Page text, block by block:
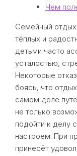
Чем
Семейный
тёплых и
детьми часто
усталостью,
Некоторые
боясь, что
самом деле
не только
подойти к делу
настроем. При
принесёт